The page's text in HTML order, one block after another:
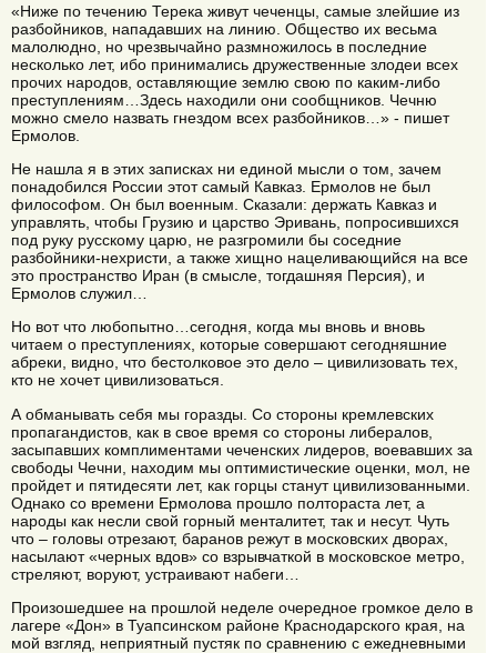
«Ниже по течению Терека живут чеченцы, самые злейшие из
разбойников, нападавших на линию. Общество их весьма
малолюдно, но чрезвычайно размножилось в последние
несколько лет, ибо принимались дружественные злодеи всех
прочих народов, оставляющие землю свою по каким-либо
преступлениям…Здесь находили они сообщников. Чечню
можно смело назвать гнездом всех разбойников…» - пишет
Ермолов.
Не нашла я в этих записках ни единой мысли о том, зачем
понадобился России этот самый Кавказ. Ермолов не был
философом. Он был военным. Сказали: держать Кавказ и
управлять, чтобы Грузию и царство Эривань, попросившихся
под руку русскому царю, не разгромили бы соседние
разбойники-нехристи, а также хищно нацеливающийся на все
это пространство Иран (в смысле, тогдашняя Персия), и
Ермолов служил…
Но вот что любопытно…сегодня, когда мы вновь и вновь
читаем о преступлениях, которые совершают сегодняшние
абреки, видно, что бестолковое это дело – цивилизовать тех,
кто не хочет цивилизоваться.
А обманывать себя мы горазды. Со стороны кремлевских
пропагандистов, как в свое время со стороны либералов,
засыпавших комплиментами чеченских лидеров, воевавших за
свободы Чечни, находим мы оптимистические оценки, мол, не
пройдет и пятидесяти лет, как горцы станут цивилизованными.
Однако со времени Ермолова прошло полтораста лет, а
народы как несли свой горный менталитет, так и несут. Чуть
что – головы отрезают, баранов режут в московских дворах,
насылают «черных вдов» со взрывчаткой в московское метро,
стреляют, воруют, устраивают набеги…
Произошедшее на прошлой неделе очередное громкое дело в
лагере «Дон» в Туапсинском районе Краснодарского края, на
мой взгляд, неприятный пустяк по сравнению с ежедневными